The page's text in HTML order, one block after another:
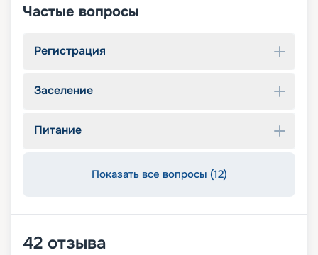
Частые вопросы
Регистрация
Заселение
Питание
Показать все вопросы (12)
42 отзыва